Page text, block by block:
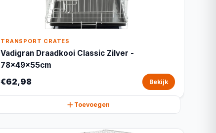
TRANSPORT CRATES
Vadigran Draadkooi Classic Zilver -
78x49x55cm
€62,98 Bekijk
Toevoegen